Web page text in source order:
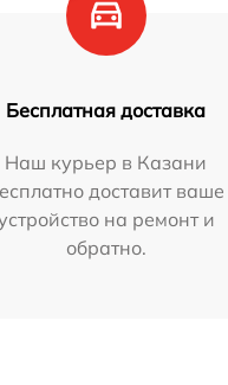
Бесплатная доставка
Наш курьер в Казани
доставит ваше
на ремонт и
обратно.